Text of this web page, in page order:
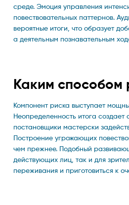
среде. Эмоция управления
повествовательных паттернов.
вероятные итоги, что образует
а деятельным познавательным
Каким способом
Компонент риска выступает
Неопределенность итога
постановщики мастерски
Построение угрожающих
чем прежнее. Подобный
действующих лиц, так и для
переживания и приготовиться к